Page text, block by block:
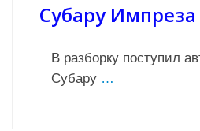
Субару Импреза
В разборку поступил
Субару …